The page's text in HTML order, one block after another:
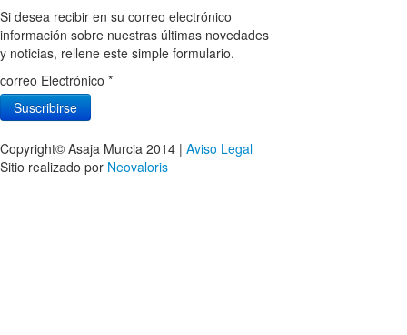
Si desea recibir en su correo electrónico
información sobre nuestras últimas novedades
y noticias, rellene este simple formulario.
correo Electrónico *
Copyright© Asaja Murcia 2014 | Aviso Legal
Sitio realizado por Neovaloris